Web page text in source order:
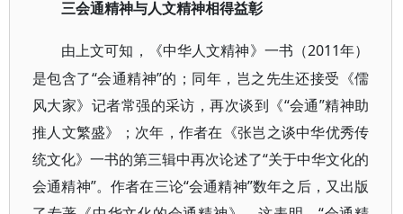
三会通精神与人文精神相得益彰
由上文可知，《中华人文精神》一书（2011年）
是包含了“会通精神”的；同年，岂之先生还接受《儒
风大家》记者常强的采访，再次谈到《“会通”精神助
推人文繁盛》；次年，作者在《张岂之谈中华优秀传
统文化》一书的第三辑中再次论述了“关于中华文化的
会通精神”。作者在三论“会通精神”数年之后，又出版